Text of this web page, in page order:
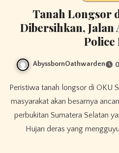
Tanah Longsor
Dibersihkan, Jalan
Police
AbyssbornOathwarden
Peristiwa tanah longsor di OKU Selatan kembali mengingatkan
masyarakat akan besarnya
perbukitan Sumatera Selatan
Hujan deras yang